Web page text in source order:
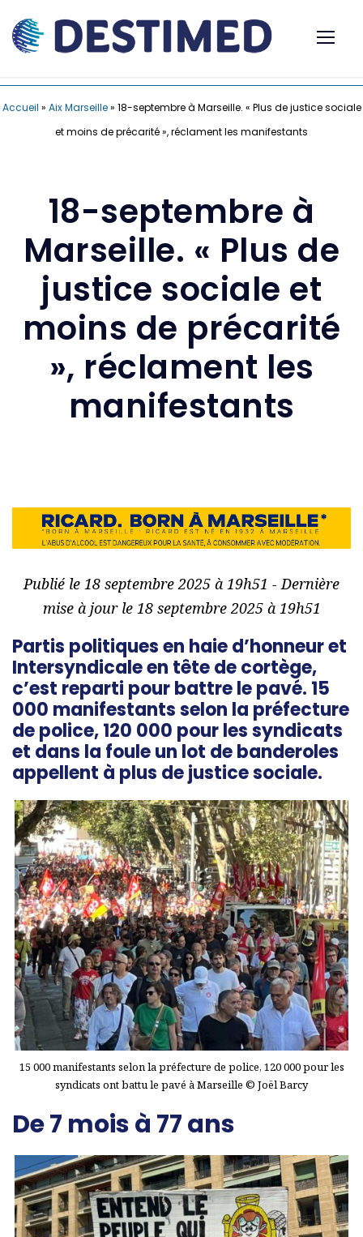
Accueil » Aix Marseille» 18-septembre à Marseille. « Plus de justice sociale
et moins de précarité », réclament les manifestants
18-septembre à
Marseille. « Plus de
justice sociale et
moins de précarité
», réclament les
manifestants
Publié le 18 septembre 2025 à 19h51 - Dernière
mise à jour le 18 septembre 2025 à 19h51
Partis politiques en haie d’honneur et
Intersyndicale en tête de cortège,
c’est reparti pour battre le pavé. 15
000 manifestants selon la préfecture
de police, 120 000 pour les syndicats
et dans la foule un lot de banderoles
appellent à plus de justice sociale.
15 000 manifestants selon la préfecture de police, 120 000 pour les
syndicats ont battu le pavé à Marseille © Joël Barcy
De 7 mois à 77 ans